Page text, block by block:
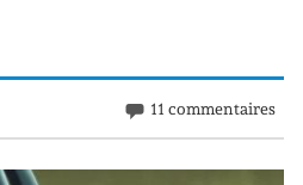
11 commentaires